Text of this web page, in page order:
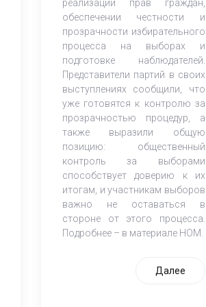
реализации прав граждан,
обеспечении честности и
прозрачности избирательного
процесса на выборах и
подготовке наблюдателей.
Представители партий в своих
выступлениях сообщили, что
уже готовятся к контролю за
прозрачностью процедур, а
также выразили общую
позицию: общественный
контроль за выборами
способствует доверию к их
итогам, и участникам выборов
важно не оставаться в
стороне от этого процесса.
Подробнее – в материале НОМ.
Далее